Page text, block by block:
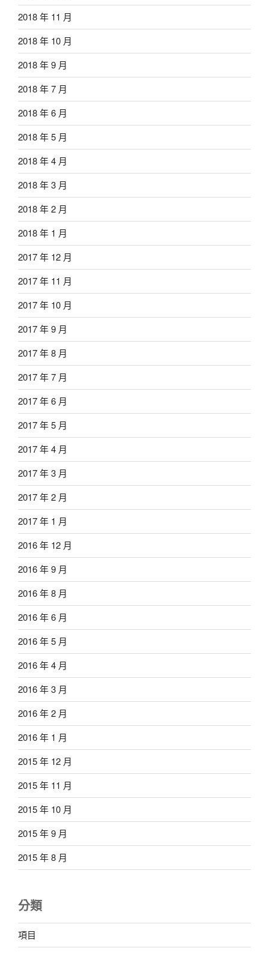
2018 年 11 月
2018 年 10 月
2018 年 9 月
2018 年 7 月
2018 年 6 月
2018 年 5 月
2018 年 4 月
2018 年 3 月
2018 年 2 月
2018 年 1 月
2017 年 12 月
2017 年 11 月
2017 年 10 月
2017 年 9 月
2017 年 8 月
2017 年 7 月
2017 年 6 月
2017 年 5 月
2017 年 4 月
2017 年 3 月
2017 年 2 月
2017 年 1 月
2016 年 12 月
2016 年 9 月
2016 年 8 月
2016 年 6 月
2016 年 5 月
2016 年 4 月
2016 年 3 月
2016 年 2 月
2016 年 1 月
2015 年 12 月
2015 年 11 月
2015 年 10 月
2015 年 9 月
2015 年 8 月
分類
項目